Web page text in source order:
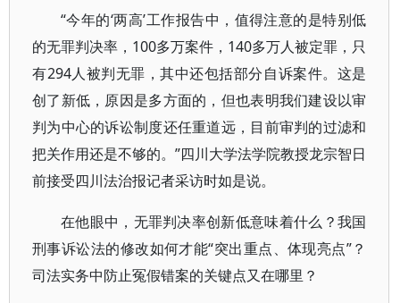
“今年的‘两高’工作报告中，值得注意的是特别低
的无罪判决率，100多万案件，140多万人被定罪，只
有294人被判无罪，其中还包括部分自诉案件。这是
创了新低，原因是多方面的，但也表明我们建设以审
判为中心的诉讼制度还任重道远，目前审判的过滤和
把关作用还是不够的。”四川大学法学院教授龙宗智日
前接受四川法治报记者采访时如是说。
在他眼中，无罪判决率创新低意味着什么？我国
刑事诉讼法的修改如何才能“突出重点、体现亮点”？
司法实务中防止冤假错案的关键点又在哪里？